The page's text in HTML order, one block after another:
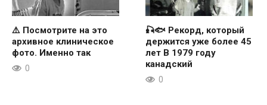
⚠️ Посмотрите на это
архивное клиническое
фото. Именно так
0
🎣🐟 Рекорд, который
держится уже более 45
лет В 1979 году
канадский
0